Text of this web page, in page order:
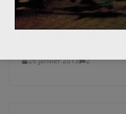
L’empire des
26 janvier 2013 2